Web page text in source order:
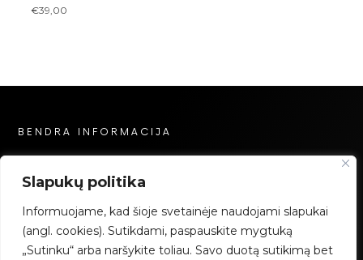
Slapukų politika
Informuojame, kad šioje svetainėje naudojami slapukai
(angl. cookies). Sutikdami, paspauskite mygtuką
„Sutinku“ arba naršykite toliau. Savo duotą sutikimą bet
€39,00
BENDRA INFORMACIJA
Slapukų politika
Mokėjimai